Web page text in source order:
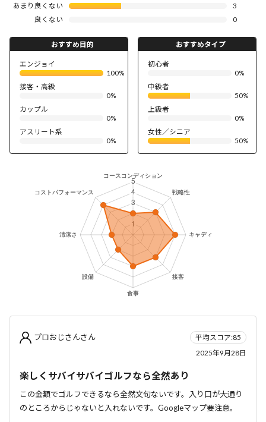
あまり良くない
3
良くない
0
おすすめ目的
エンジョイ
100%
接客・高級
0%
カップル
0%
アスリート系
0%
おすすめタイプ
初心者
0%
中級者
50%
上級者
0%
女性／シニア
50%
プロおじさんさん
平均スコア:85
2025年9月28日
楽しくサバイサバイゴルフなら全然あり
この金額でゴルフできるなら全然文句ないです。入り口が大通り
のところからじゃないと入れないです。Googleマップ要注意。